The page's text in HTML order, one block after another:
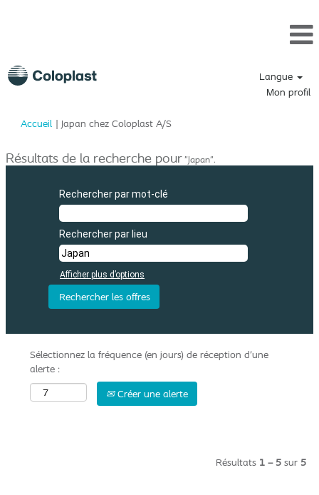
Langue
Mon profil
Accueil | Japan chez Coloplast A/S(page
Résultats de la recherche pour"Japan".
Rechercher par mot-clé
Rechercher par lieu
Afficher plus d’options
Sélectionnez la fréquence (en jours) de réception d’une
alerte :
Créer une alerte
Résultats 1 – 5 sur 5